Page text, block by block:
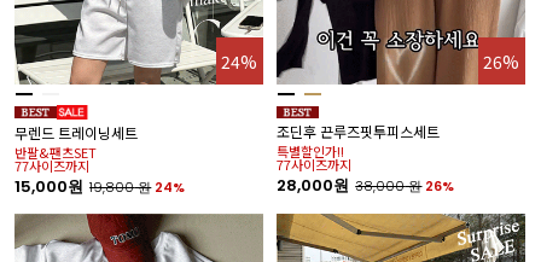
24%
무렌드 트레이닝세트
반팔&팬츠SET
77사이즈까지
15,000원 19,800원 24%
26%
조딘후 끈루즈핏투피스세트
특별할인가!!
77사이즈까지
28,000원 38,000원 26%